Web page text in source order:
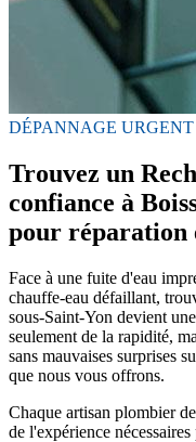
DÉPANNAGE URGENT
Trouvez un
confiance à
pour réparation
Face à une fuite d'eau
chauffe-eau défaillant,
sous-Saint-Yon devient
seulement de la rapidité,
sans mauvaises surprises
que nous vous offrons.
Chaque artisan plombier
de l'expérience